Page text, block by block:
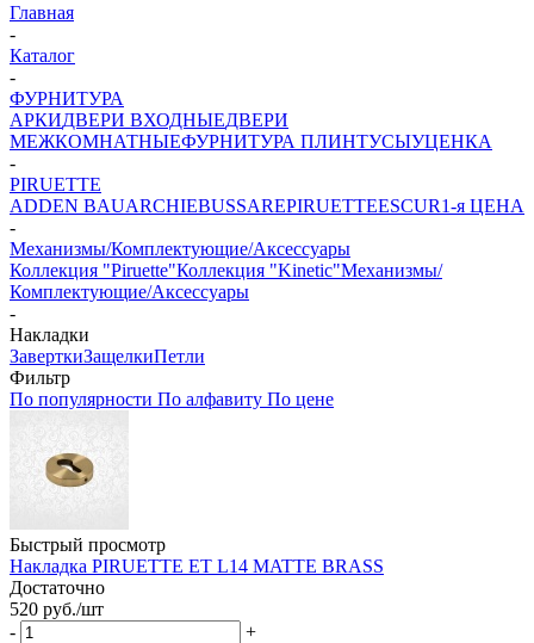
Главная
-
Каталог
-
ФУРНИТУРА
АРКИДВЕРИ ВХОДНЫЕДВЕРИ
МЕЖКОМНАТНЫЕФУРНИТУРА ПЛИНТУСЫУЦЕНКА
-
PIRUETTE
ADDEN BAUARCHIEBUSSAREPIRUETTEESCUR1-я ЦЕНА
-
Механизмы/Комплектующие/Аксессуары
Коллекция "Piruette"Коллекция "Kinetic"Механизмы/
Комплектующие/Аксессуары
-
Накладки
ЗаверткиЗащелкиПетли
Фильтр
По популярности По алфавиту По цене
Быстрый просмотр
Накладка PIRUETTE ET L14 MATTE BRASS
Достаточно
520 руб./шт
-
+